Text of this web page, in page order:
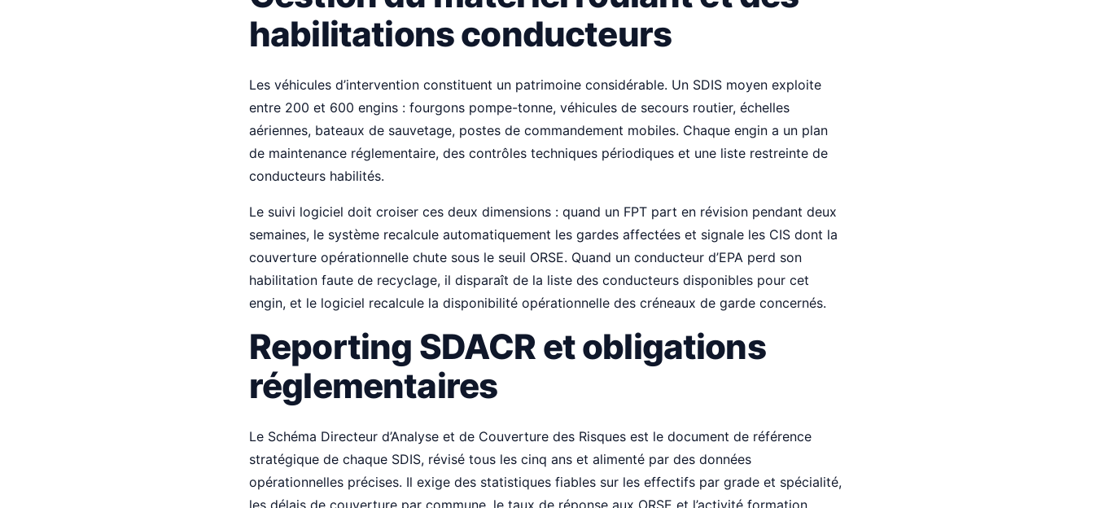
habilitations conducteurs
Les véhicules d’intervention constituent un patrimoine considérable. Un SDIS moyen exploite
entre 200 et 600 engins : fourgons pompe-tonne, véhicules de secours routier, échelles
aériennes, bateaux de sauvetage, postes de commandement mobiles. Chaque engin a un plan
de maintenance réglementaire, des contrôles techniques périodiques et une liste restreinte de
conducteurs habilités.
Le suivi logiciel doit croiser ces deux dimensions : quand un FPT part en révision pendant deux
semaines, le système recalcule automatiquement les gardes affectées et signale les CIS dont la
couverture opérationnelle chute sous le seuil ORSE. Quand un conducteur d’EPA perd son
habilitation faute de recyclage, il disparaît de la liste des conducteurs disponibles pour cet
engin, et le logiciel recalcule la disponibilité opérationnelle des créneaux de garde concernés.
Reporting SDACR et obligations
réglementaires
Le Schéma Directeur d’Analyse et de Couverture des Risques est le document de référence
stratégique de chaque SDIS, révisé tous les cinq ans et alimenté par des données
opérationnelles précises. Il exige des statistiques fiables sur les effectifs par grade et spécialité,
les délais de couverture par commune, le taux de réponse aux ORSE et l’activité formation.